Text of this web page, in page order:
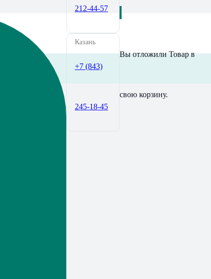
212-44-57
Казань
+7 (843)
245-18-45
Вы отложилиТоварв
свою корзину.